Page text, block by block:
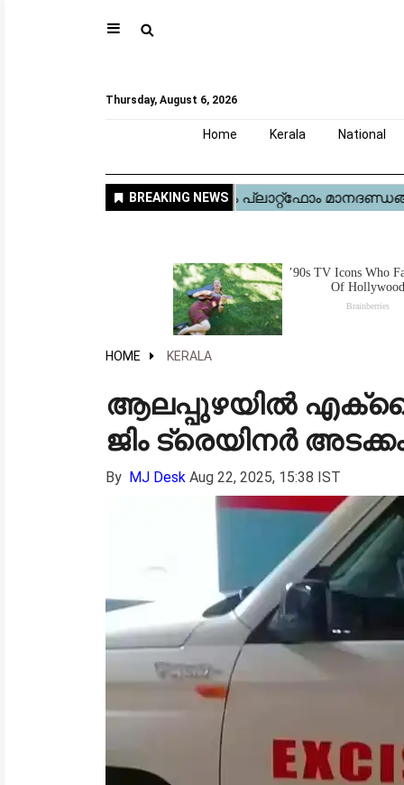
⚲
Thursday, August 6, 2026
Home Kerala National
HOME KERALA
ആലപ്പുഴയിൽ
ജിം ട്രെയിനർ
By MJ Desk Aug 22, 2025, 15:38 IST